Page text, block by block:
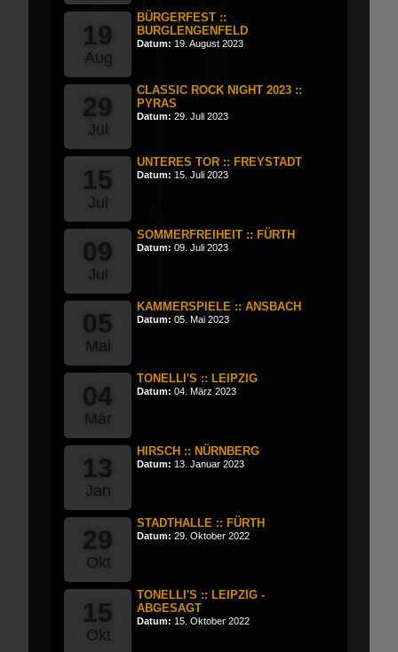
19
Aug
BÜRGERFEST ::
BURGLENGENFELD
Datum: 19. August 2023
29
Jul
CLASSIC ROCK NIGHT 2023 ::
PYRAS
Datum: 29. Juli 2023
15
Jul
UNTERES TOR :: FREYSTADT
Datum: 15. Juli 2023
09
Jul
SOMMERFREIHEIT :: FÜRTH
Datum: 09. Juli 2023
05
Mai
KAMMERSPIELE :: ANSBACH
Datum: 05. Mai 2023
04
Mär
TONELLI'S :: LEIPZIG
Datum: 04. März 2023
13
Jan
HIRSCH :: NÜRNBERG
Datum: 13. Januar 2023
29
Okt
STADTHALLE :: FÜRTH
Datum: 29. Oktober 2022
15
Okt
TONELLI'S :: LEIPZIG -
ABGESAGT
Datum: 15. Oktober 2022